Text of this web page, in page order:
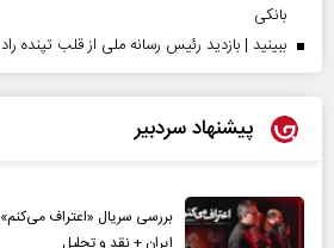
بانکی
ببینید | بازدید رئیس رسانه ملی از قلب تپنده
پیشنهاد سردبیر
بررسی سریال «اعتراف
ایران + نقد و تحلیل